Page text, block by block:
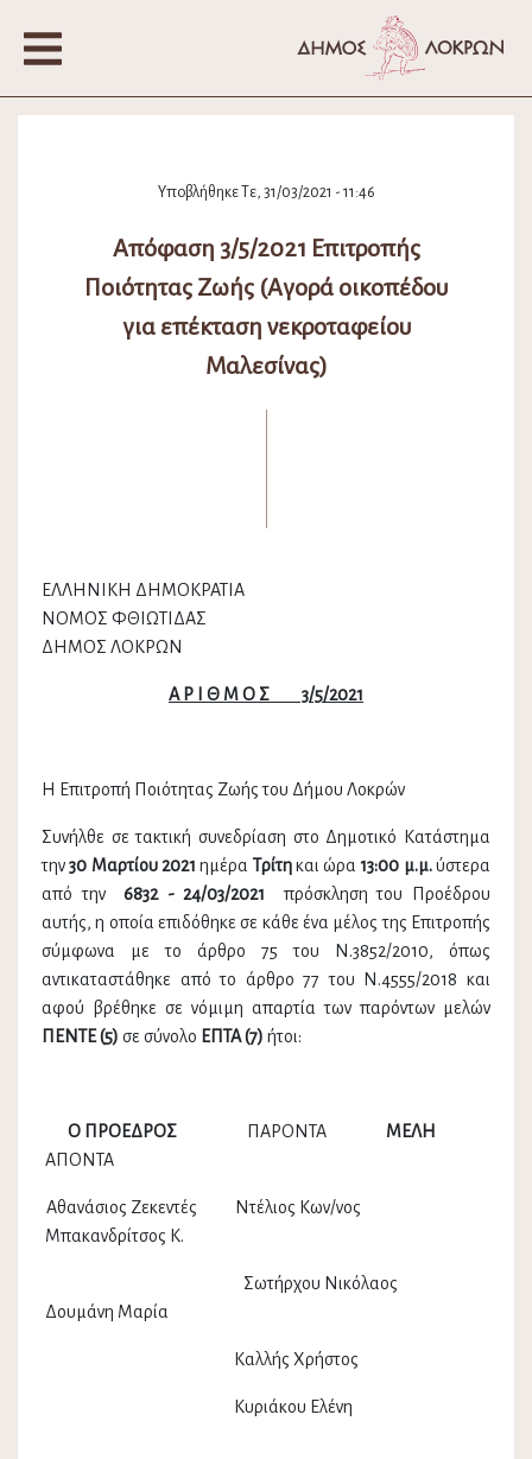
Υποβλήθηκε Τε, 31/03/2021 - 11:46
Απόφαση 3/5/2021 Επιτροπής
Ποιότητας Ζωής (Αγορά οικοπέδου
για επέκταση νεκροταφείου
Μαλεσίνας)
ΕΛΛΗΝΙΚΗ ΔΗΜΟΚΡΑΤΙΑ
ΝΟΜΟΣ ΦΘΙΩΤΙΔΑΣ
ΔΗΜΟΣ ΛΟΚΡΩΝ
Α Ρ Ι Θ Μ Ο Σ 3/5/2021
Η Επιτροπή Ποιότητας Ζωής του Δήμου Λοκρών
Συνήλθε σε τακτική συνεδρίαση στο Δημοτικό Κατάστημα
την30 Μαρτίου 2021ημέρα Τρίτηκαι ώρα 13:00 μ.μ.ύστερα
από την
6832 - 24/03/2021
πρόσκληση του Προέδρου
αυτής, η οποία επιδόθηκε σε κάθε ένα μέλος της Επιτροπής
σύμφωνα με το άρθρο 75 του Ν.3852/2010, όπως
αντικαταστάθηκε από το άρθρο 77 του Ν.4555/2018 και
αφού βρέθηκε σε νόμιμη απαρτία των παρόντων μελών
ΠΕΝΤΕ (5) σε σύνολο ΕΠΤΑ (7) ήτοι:
Ο ΠΡΟΕΔΡΟΣ ΠΑΡΟΝΤΑΜΕΛΗ
ΑΠΟΝΤΑ
Αθανάσιος Ζεκεντές Ντέλιος Κων/νος
Μπακανδρίτσος Κ.
Σωτήρχου Νικόλαος
Δουμάνη Μαρία
Καλλής Χρήστος
Κυριάκου Ελένη